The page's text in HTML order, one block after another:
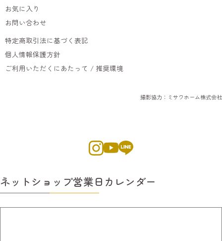
お気に入り
お問い合わせ
特定商取引法に基づく表記
個人情報保護方針
ご利用いただくにあたって / 推奨環境
撮影協力：ミサワホーム株式会社
ネットショップ営業日カレンダー